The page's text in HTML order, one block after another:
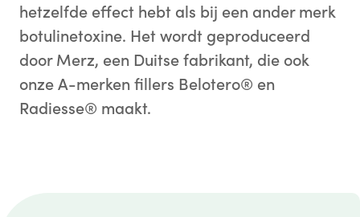
hetzelfde effect hebt als bij een ander merk
botulinetoxine. Het wordt geproduceerd
door Merz, een Duitse fabrikant, die ook
onze A-merken fillers Belotero® en
Radiesse® maakt.